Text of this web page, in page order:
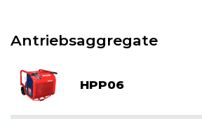
Antriebsaggregate
HPP06